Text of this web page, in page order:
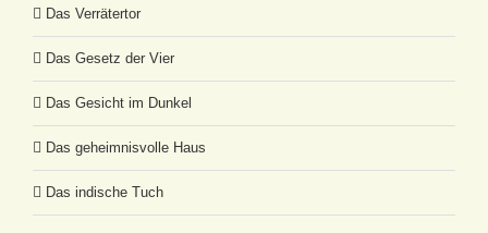
Das Verrätertor
Das Gesetz der Vier
Das Gesicht im Dunkel
Das geheimnisvolle Haus
Das indische Tuch